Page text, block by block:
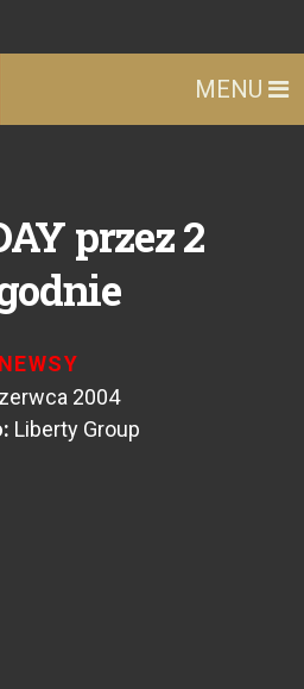
MENU
przez 2
NEWSY
2004
Liberty Group